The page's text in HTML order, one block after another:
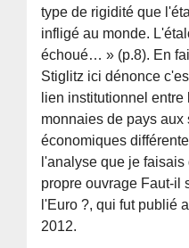
type de rigidité que
infligé au monde.
échoué… » (p.8). En
Stiglitz ici dénonce
lien institutionnel entre
monnaies de pays aux
économiques
l'analyse que je faisais
propre ouvrage Faut-il
l'Euro ?, qui fut publié
2012.